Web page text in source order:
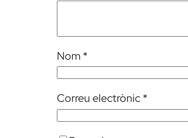
Nom *
Correu electrònic *